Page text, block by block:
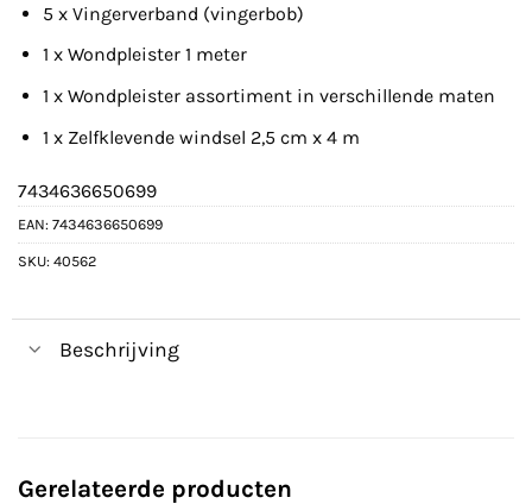
5 x Vingerverband (vingerbob)
1 x Wondpleister 1 meter
1 x Wondpleister assortiment in verschillende maten
1 x Zelfklevende windsel 2,5 cm x 4 m
7434636650699
EAN: 7434636650699
SKU: 40562
Beschrijving
Gerelateerde producten